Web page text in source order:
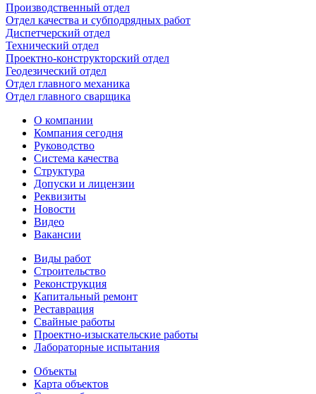
Производств­енный отдел
Отдел качества и субподрядных работ
Диспетчерский отдел
Технический отдел
Проектно-конструкторс­кий отдел
Геодезический отдел
Отдел главного механика
Отдел главного сварщика
О компании
Компания сегодня
Руководство
Система качества
Структура
Допуски и лицензии
Реквизиты
Новости
Видео
Вакансии
Виды работ
Строительство
Реконструкция
Капитальный ремонт
Реставрация
Свайные работы
Проектно-изыскательские работы
Лабораторные испытания
Объекты
Карта объектов